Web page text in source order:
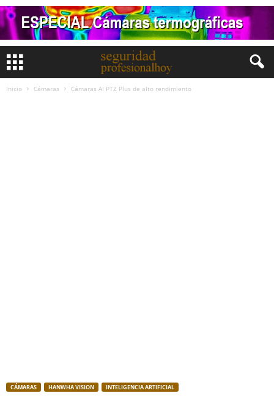
Inicio Cámaras Cámaras AI PTZ Plus de alto rendimiento
CÁMARAS HANWHA VISION INTELIGENCIA ARTIFICIAL